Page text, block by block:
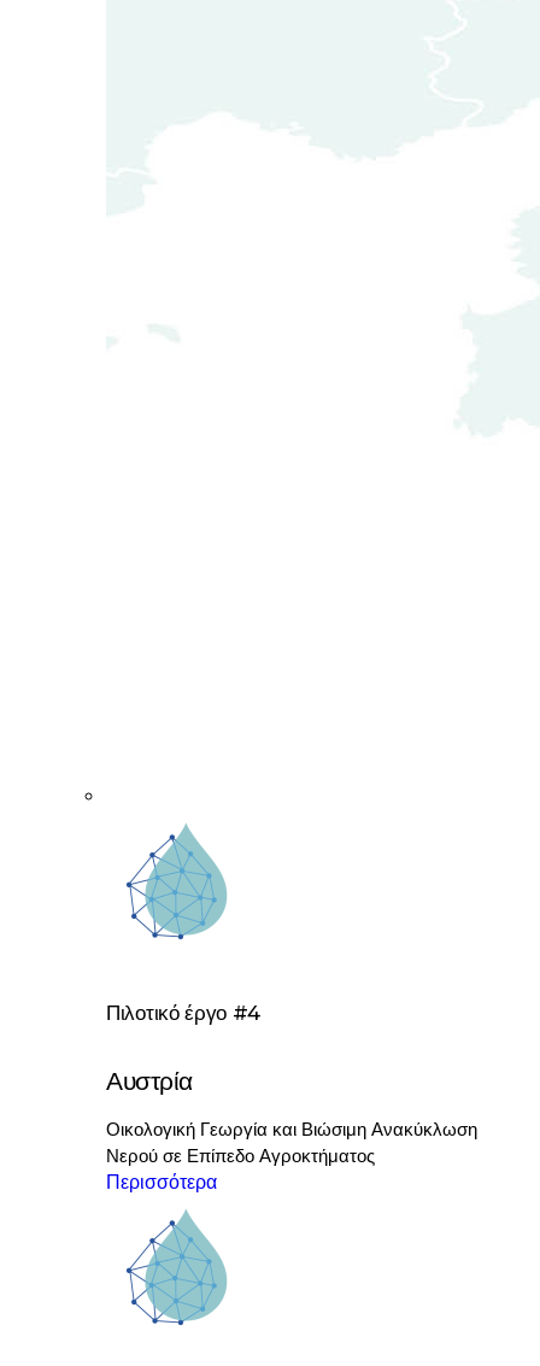
Πιλοτικό έργο #4
Αυστρία
Οικολογική Γεωργία και Βιώσιμη Ανακύκλωση
Νερού σε Επίπεδο Αγροκτήματος
Περισσότερα